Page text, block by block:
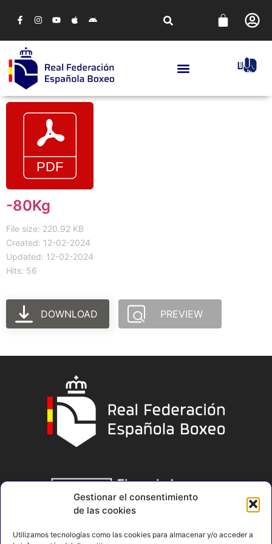
Gestionar el consentimiento
de las cookies
Utilizamos tecnologías como las cookies para almacenar y/o acceder a
-80Kg
File size: 220.92 KB
Created: 12-02-2024
Updated: 12-02-2024
Hits: 56
DOWNLOAD PREVIEW